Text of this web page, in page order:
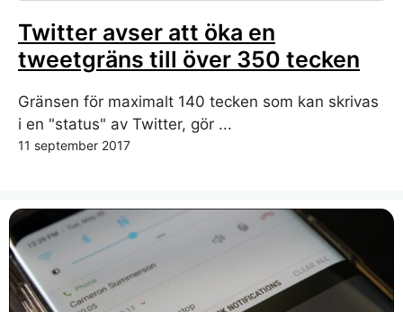
Twitter avser att öka en
tweetgräns till över 350 tecken
Gränsen för maximalt 140 tecken som kan skrivas
i en "status" av Twitter, gör ...
11 september 2017